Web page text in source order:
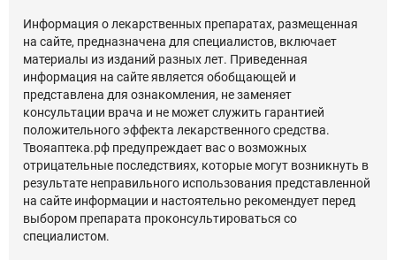
Информация о лекарственных препаратах, размещенная
на сайте, предназначена для специалистов, включает
материалы из изданий разных лет. Приведенная
информация на сайте является обобщающей и
представлена для ознакомления, не заменяет
консультации врача и не может служить гарантией
положительного эффекта лекарственного средства.
Твояаптека.рф предупреждает вас о возможных
отрицательные последствиях, которые могут возникнуть в
результате неправильного использования представленной
на сайте информации и настоятельно рекомендует перед
выбором препарата проконсультироваться со
специалистом.